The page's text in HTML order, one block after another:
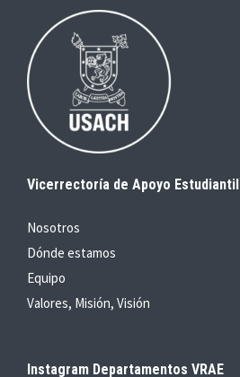
Vicerrectoría de Apoyo Estudiantil
Nosotros
Dónde estamos
Equipo
Valores, Misión, Visión
Instagram Departamentos VRAE